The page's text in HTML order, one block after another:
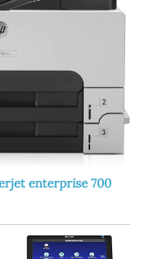
enterprise 700